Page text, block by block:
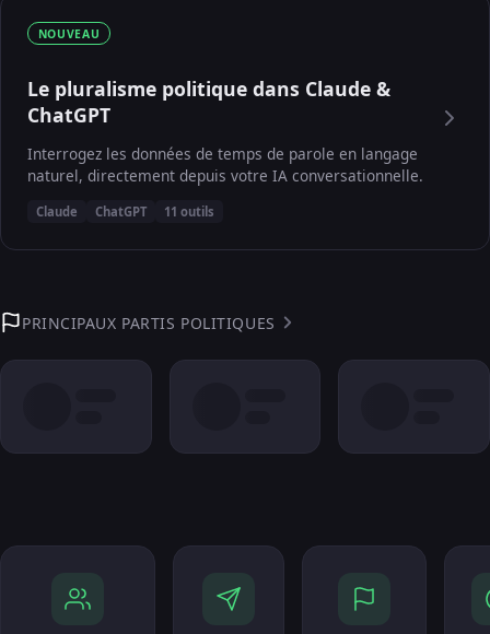
NOUVEAU
Le pluralisme politique dans Claude &
ChatGPT
Interrogez les données de temps de parole en langage
naturel, directement depuis votre IA conversationnelle.
Claude ChatGPT 11 outils
PRINCIPAUX PARTIS POLITIQUES